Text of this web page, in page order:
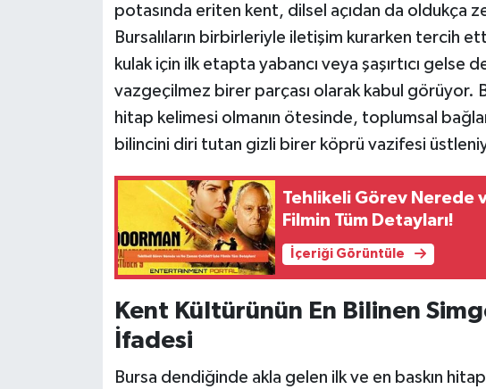
potasında eriten kent, dilsel açıdan da oldukça
Bursalıların birbirleriyle iletişim kurarken tercih
kulak için ilk etapta yabancı veya şaşırtıcı gelse
vazgeçilmez birer parçası olarak kabul görüyor.
hitap kelimesi olmanın ötesinde, toplumsal
bilincini diri tutan gizli birer köprü vazifesi
Tehlikeli Görev Nerede
Filmin Tüm Detayları!
İçeriği Görüntüle
Kent Kültürünün En Bilinen
İfadesi
Bursa dendiğinde akla gelen ilk ve en baskın